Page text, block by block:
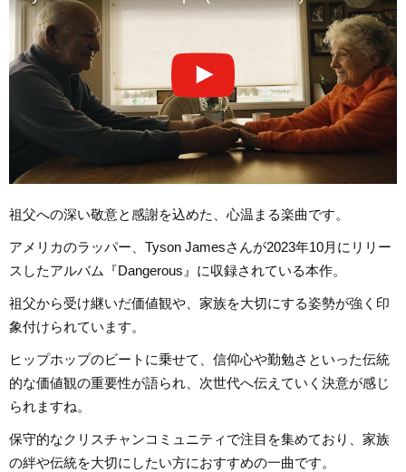
祖父への深い敬意と感謝を込めた、心温まる楽曲です。
アメリカのラッパー、Tyson Jamesさんが2023年10月にリリー
スしたアルバム『Dangerous』に収録されている本作。
祖父から受け継いだ価値観や、家族を大切にする姿勢が強く印
象付けられています。
ヒップホップのビートに乗せて、信仰心や勤勉さといった伝統
的な価値観の重要性が語られ、次世代へ伝えていく決意が感じ
られますね。
保守的なクリスチャンコミュニティで注目を集めており、家族
の絆や伝統を大切にしたい方におすすめの一曲です。